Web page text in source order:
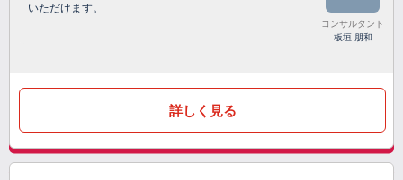
いただけます。
コンサルタント
板垣 朋和
詳しく見る